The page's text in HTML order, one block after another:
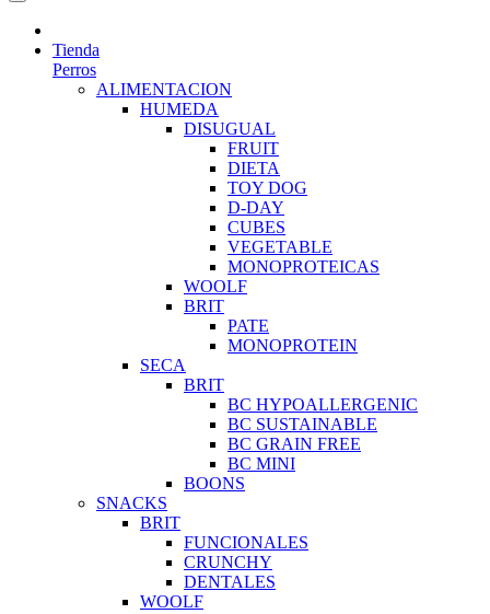
Tienda
Perros
ALIMENTACION
HUMEDA
DISUGUAL
FRUIT
DIETA
TOY DOG
D-DAY
CUBES
VEGETABLE
MONOPROTEICAS
WOOLF
BRIT
PATE
MONOPROTEIN
SECA
BRIT
BC HYPOALLERGENIC
BC SUSTAINABLE
BC GRAIN FREE
BC MINI
BOONS
SNACKS
BRIT
FUNCIONALES
CRUNCHY
DENTALES
WOOLF